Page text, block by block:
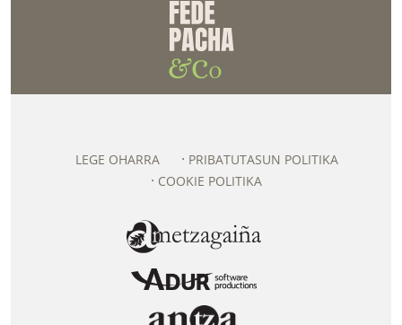
LEGE OHARRA
PRIBATUTASUN POLITIKA
COOKIE POLITIKA